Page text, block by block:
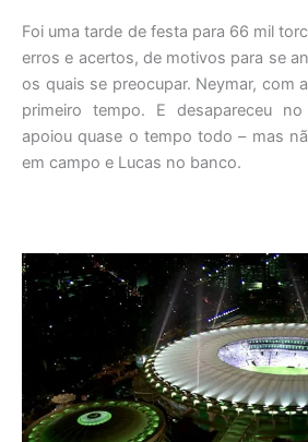
Foi uma tarde de festa para 66 mil
erros e acertos, de motivos para se
os quais se preocupar. Neymar, com
primeiro tempo. E desapareceu
apoiou quase o tempo todo – mas
em campo e Lucas no banco.